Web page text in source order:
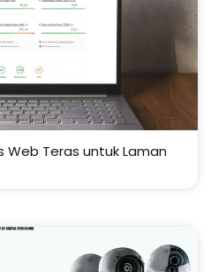
Web Teras untuk Laman